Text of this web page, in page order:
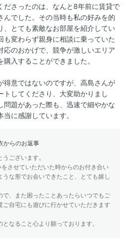
ださったのは、なんと8年前に賃貸で
んでした。その当時も私の好みを的
、とても素敵なお部屋を紹介してい
も変わらず親身に相談に乗っていた
応のおかげで、競争が激しいエリア
入することができました。
得意ではないのですが、高島さんが
トしてくださり、大変助かりまし
問題があった際も、迅速で細やかな
に感謝しています。
からのお返事
ございます。
させていただいた時からのお付き合い
な形でお会いできたこと、とても嬉し
で、また困ったことあったらいつでもご
ご自宅にも遊びに行かせていただきます
なること心より願っております。